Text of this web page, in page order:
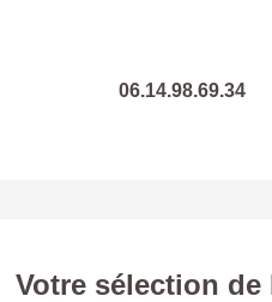
06.14.98.69.34
Votre sélection de